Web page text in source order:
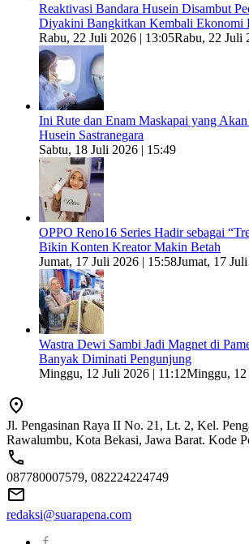
Reaktivasi Bandara Husein Disambut
Diyakini Bangkitkan Kembali Ekonomi
Rabu, 22 Juli 2026 | 13:05Rabu, 22 Juli
Ini Rute dan Enam Maskapai yang
Husein Sastranegara
Sabtu, 18 Juli 2026 | 15:49
OPPO Reno16 Series Hadir sebagai
Bikin Konten Kreator Makin Betah
Jumat, 17 Juli 2026 | 15:58Jumat, 17
Wastra Dewi Sambi Jadi Magnet di
Banyak Diminati Pengunjung
Minggu, 12 Juli 2026 | 11:12Minggu, 12
Jl. Pengasinan Raya II No. 21, Lt. 2, Kel.
Rawalumbu, Kota Bekasi, Jawa Barat. Kode
087780007579, 082224224749
redaksi@suarapena.com